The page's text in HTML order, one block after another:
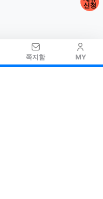
쪽지함 MY
신청